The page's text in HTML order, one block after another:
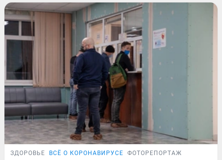
ЗДОРОВЬЕ ВСЁ О КОРОНАВИРУСЕ ФОТОРЕПОРТАЖ